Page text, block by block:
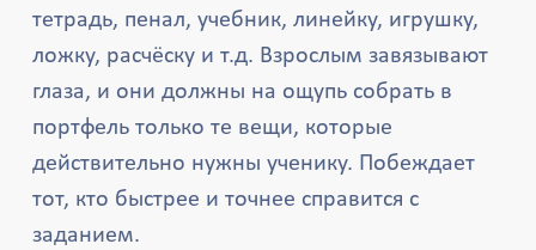
тетрадь, пенал, учебник, линейку, игрушку,
ложку, расчёску и т.д. Взрослым завязывают
глаза, и они должны на ощупь собрать в
портфель только те вещи, которые
действительно нужны ученику. Побеждает
тот, кто быстрее и точнее справится с
заданием.